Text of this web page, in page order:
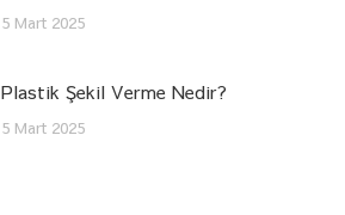
5 Mart 2025
Plastik Şekil Verme Nedir?
5 Mart 2025